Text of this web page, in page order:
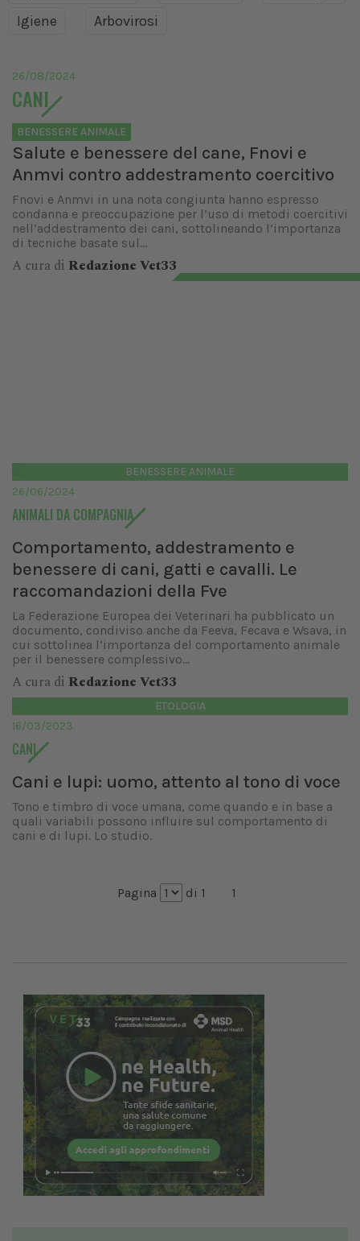
Igiene
Arbovirosi
26/08/2024
CANI
BENESSERE ANIMALE
Salute e benessere del cane, Fnovi e
Anmvi contro addestramento coercitivo
Fnovi e Anmvi in una nota congiunta hanno espresso
condanna e preoccupazione per l’uso di metodi coercitivi
nell’addestramento dei cani, sottolineando l’importanza
di tecniche basate sul...
A cura di Redazione Vet33
BENESSERE ANIMALE
26/06/2024
ANIMALI DA COMPAGNIA
Comportamento, addestramento e
benessere di cani, gatti e cavalli. Le
raccomandazioni della Fve
La Federazione Europea dei Veterinari ha pubblicato un
documento, condiviso anche da Feeva, Fecava e Wsava, in
cui sottolinea l’importanza del comportamento animale
per il benessere complessivo...
A cura di Redazione Vet33
ETOLOGIA
16/03/2023
CANI
Cani e lupi: uomo, attento al tono di voce
Tono e timbro di voce umana, come quando e in base a
quali variabili possono influire sul comportamento di
cani e di lupi. Lo studio.
Pagina di 1 1